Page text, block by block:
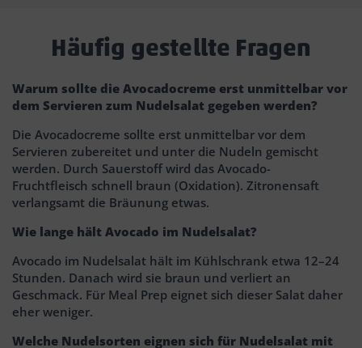
Häufig gestellte Fragen
Warum sollte die Avocadocreme erst unmittelbar vor
dem Servieren zum Nudelsalat gegeben werden?
Die Avocadocreme sollte erst unmittelbar vor dem
Servieren zubereitet und unter die Nudeln gemischt
werden. Durch Sauerstoff wird das Avocado-
Fruchtfleisch schnell braun (Oxidation). Zitronensaft
verlangsamt die Bräunung etwas.
Wie lange hält Avocado im Nudelsalat?
Avocado im Nudelsalat hält im Kühlschrank etwa 12–24
Stunden. Danach wird sie braun und verliert an
Geschmack. Für Meal Prep eignet sich dieser Salat daher
eher weniger.
Welche Nudelsorten eignen sich für Nudelsalat mit